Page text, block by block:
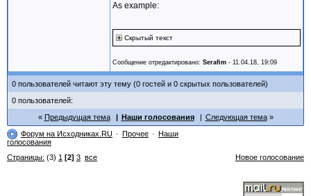
As example:
Скрытый текст
Сообщение отредактировано: Serafim - 11.04.18, 19:09
0 пользователей читают эту тему (0 гостей и 0 скрытых пользователей)
0 пользователей:
Предыдущая тема
Наши голосования
Следующая тема
Форум на Исходниках.RU
Прочее
Наши
голосования
Страницы: (3) 1 [2] 3 все Новое голосование